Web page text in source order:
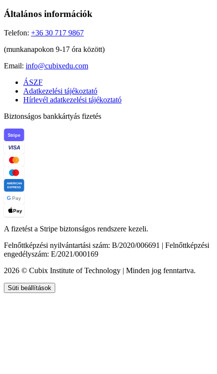
Általános információk
Telefon: +36 30 717 9867
(munkanapokon 9-17 óra között)
Email: info@cubixedu.com
ÁSZF
Adatkezelési tájékoztató
Hírlevél adatkezelési tájékoztató
Biztonságos bankkártyás fizetés
Stripe
VISA
AMERICAN
EXPRESS
G Pay
Pay
A fizetést a Stripe biztonságos rendszere kezeli.
Felnőttképzési nyilvántartási szám: B/2020/006691 | Felnőttképzési
engedélyszám: E/2021/000169
2026 © Cubix Institute of Technology | Minden jog fenntartva.
Süti beállítások